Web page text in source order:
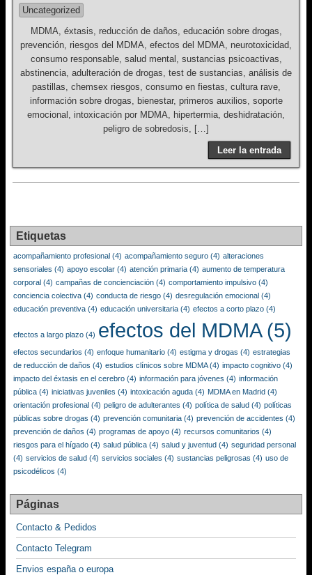
Uncategorized
MDMA, éxtasis, reducción de daños, educación sobre drogas,
prevención, riesgos del MDMA, efectos del MDMA, neurotoxicidad,
consumo responsable, salud mental, sustancias psicoactivas,
abstinencia, adulteración de drogas, test de sustancias, análisis de
pastillas, chemsex riesgos, consumo en fiestas, cultura rave,
información sobre drogas, bienestar, primeros auxilios, soporte
emocional, intoxicación por MDMA, hipertermia, deshidratación,
peligro de sobredosis, […]
Leer la entrada
Etiquetas
acompañamiento profesional (4) acompañamiento seguro (4) alteraciones
sensoriales (4) apoyo escolar (4) atención primaria (4) aumento de temperatura
corporal (4) campañas de concienciación (4) comportamiento impulsivo (4)
conciencia colectiva (4) conducta de riesgo (4) desregulación emocional (4)
educación preventiva (4) educación universitaria (4) efectos a corto plazo (4)
efectos a largo plazo (4) efectos del MDMA(5)
efectos secundarios (4) enfoque humanitario (4) estigma y drogas (4) estrategias
de reducción de daños (4) estudios clínicos sobre MDMA(4) impacto cognitivo (4)
impacto del éxtasis en el cerebro (4) información para jóvenes (4) información
pública (4) iniciativas juveniles (4) intoxicación aguda (4) MDMA en Madrid (4)
orientación profesional (4) peligro de adulterantes (4) política de salud (4) políticas
públicas sobre drogas (4) prevención comunitaria (4) prevención de accidentes (4)
prevención de daños (4) programas de apoyo (4) recursos comunitarios (4)
riesgos para el hígado (4) salud pública (4) salud y juventud (4) seguridad personal
(4) servicios de salud (4) servicios sociales (4) sustancias peligrosas (4) uso de
psicodélicos (4)
Páginas
Contacto & Pedidos
Contacto Telegram
Envios españa o europa